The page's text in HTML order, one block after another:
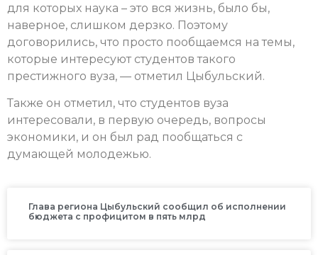
для которых наука – это вся жизнь, было бы,
наверное, слишком дерзко. Поэтому
договорились, что просто пообщаемся на темы,
которые интересуют студентов такого
престижного вуза, — отметил Цыбульский.
Также он отметил, что студентов вуза
интересовали, в первую очередь, вопросы
экономики, и он был рад пообщаться с
думающей молодежью.
Глава региона Цыбульский сообщил об исполнении
бюджета с профицитом в пять млрд